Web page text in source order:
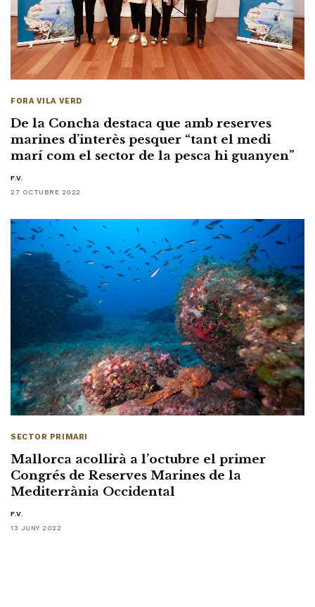
FORA VILA VERD
De la Concha destaca que amb reserves
marines d’interès pesquer “tant el medi
marí com el sector de la pesca hi guanyen”
F.V.
27 OCTUBRE 2022
SECTOR PRIMARI
Mallorca acollirà a l’octubre el primer
Congrés de Reserves Marines de la
Mediterrània Occidental
F.V.
13 JUNY 2022